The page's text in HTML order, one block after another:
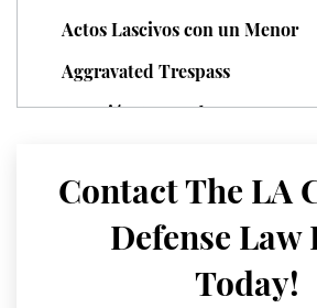
Juvenile Detention
Juvenile Informal
Actos Lascivos con un Menor
Aggravated Trespass
Agresión Agravada
Agresión Doméstica
Agresión Sexual
Amenazas Criminales
Contact The LA
Defense Law
Today!